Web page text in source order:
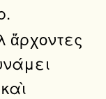
ἄρχοντες